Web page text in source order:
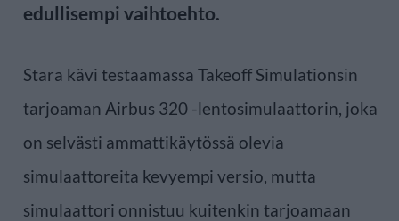
edullisempi vaihtoehto.
Stara kävi testaamassa Takeoff Simulationsin
tarjoaman Airbus 320 -lentosimulaattorin, joka
on selvästi ammattikäytössä olevia
simulaattoreita kevyempi versio, mutta
simulaattori onnistuu kuitenkin tarjoamaan